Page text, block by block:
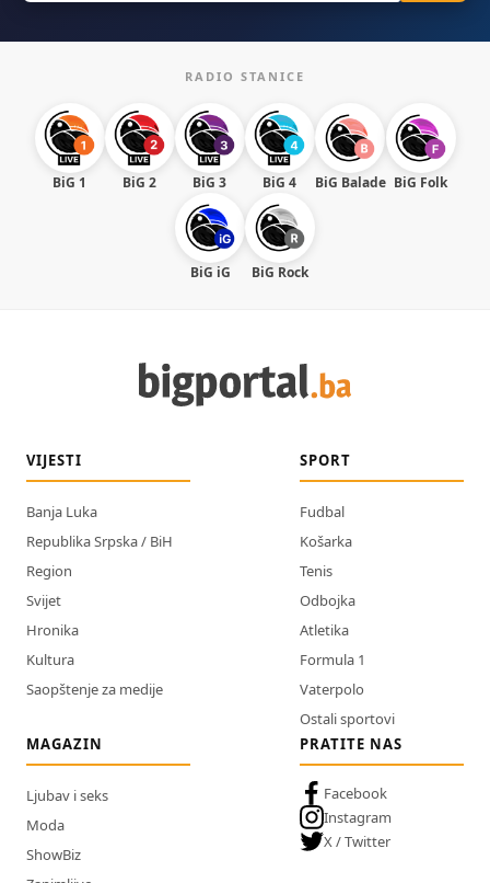
RADIO STANICE
BiG 1 BiG 2 BiG 3 BiG 4 BiG Balade BiG Folk
BiG iG BiG Rock
VIJESTI
Banja Luka
Republika Srpska / BiH
Region
Svijet
Hronika
Kultura
Saopštenje za medije
SPORT
Fudbal
Košarka
Tenis
Odbojka
Atletika
Formula 1
Vaterpolo
Ostali sportovi
MAGAZIN
Ljubav i seks
Moda
ShowBiz
PRATITE NAS
Facebook
Instagram
X / Twitter